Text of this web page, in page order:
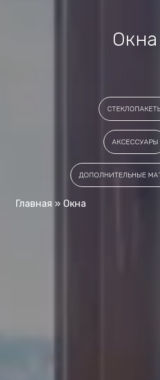
Окна
АКСЕССУАРЫ
ДОПОЛНИТЕЛЬНЫЕ
Главная » Окна